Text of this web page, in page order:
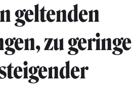
geltenden
zu geringe